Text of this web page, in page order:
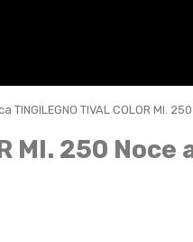
TINGILEGNO TIVAL COLOR Ml.
Ml. 250